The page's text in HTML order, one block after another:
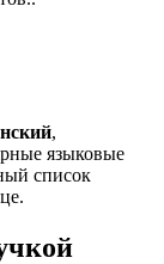
,
языковые
список